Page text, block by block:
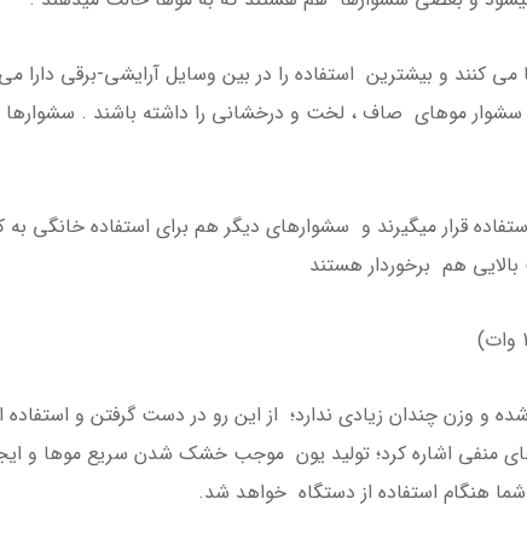
کنند و بیشترین استفاده را در بین وسایل آرایشی-برقی دارا
از سشوار موهای صاف ، لخت و درخشانی را داشته باشند .
قرار میگیرند و سشوارهای دیگر هم برای استفاده خانگی
هم برخوردار هستند
و وزن چندان زیادی ندارد؛ از این رو در دست گرفتن و
منفی اشاره کرد؛ تولید یون موجب خشک شدن سریع موها و
هنگام استفاده از دستگاه خواهد شد.